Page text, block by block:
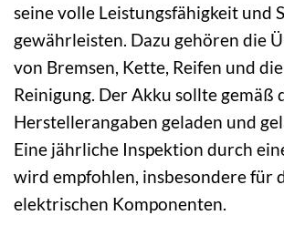
seine volle Leistungsfähigkeit und
gewährleisten. Dazu gehören die
von Bremsen, Kette, Reifen und
Reinigung. Der Akku sollte gemäß
Herstellerangaben geladen und
Eine jährliche Inspektion durch
wird empfohlen, insbesondere für
elektrischen Komponenten.